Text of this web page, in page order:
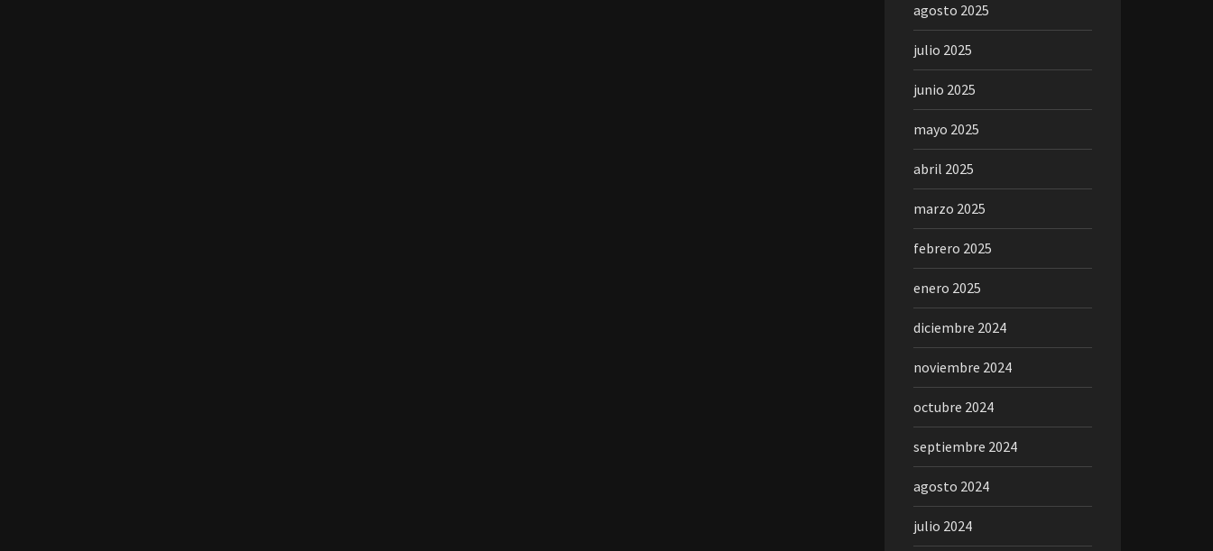
agosto 2025
julio 2025
junio 2025
mayo 2025
abril 2025
marzo 2025
febrero 2025
enero 2025
diciembre 2024
noviembre 2024
octubre 2024
septiembre 2024
agosto 2024
julio 2024